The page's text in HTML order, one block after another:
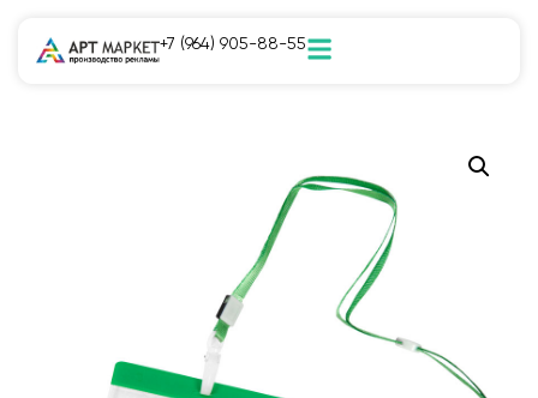
+7 (964) 905-88-55